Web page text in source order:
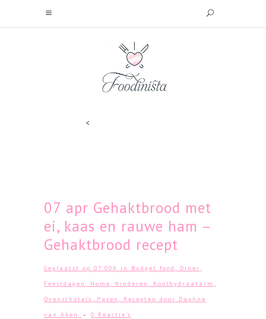
<
07 apr Gehaktbrood met
ei, kaas en rauwe ham –
Gehaktbrood recept
Geplaatst op 07:00h in Budget food , Diner,
Feestdagen , Home , Kinderen , Koolhydraatarm ,
Ovenschotels , Pasen , Recepten door Daphne
van Aken
0 Reactie's